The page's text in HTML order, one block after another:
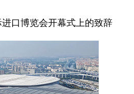
口博览会开幕式上的致辞